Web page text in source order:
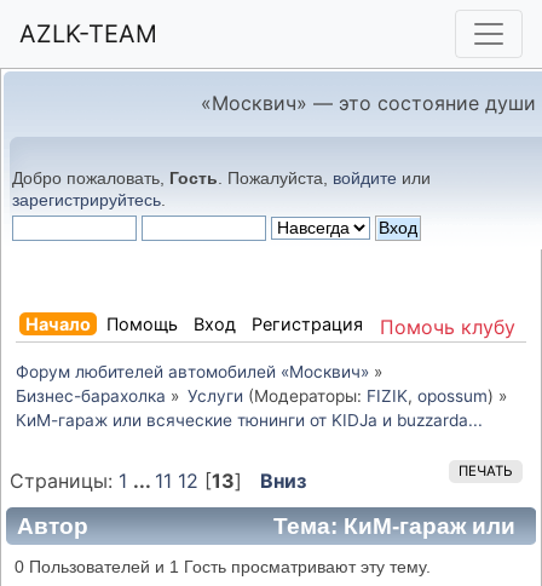
AZLK-TEAM
«Москвич» — это состояние души
Добро пожаловать, Гость . Пожалуйста, войдите или
зарегистрируйтесь
Помочь клубу
Начало Помощь Вход Регистрация
Форум любителей автомобилей «Москвич» »
Бизнес-барахолка » Услуги (Модераторы: FIZIK, opossum) »
КиМ-гараж или всяческие тюнинги от KIDJa и buzzarda...
ПЕЧАТЬ
Страницы: 1 ... 11 12 [13] Вниз
Автор
Тема: КиМ-гараж или
всяческие тюнинги от KIDJa и buzzarda...
0 Пользователей и 1 Гость просматривают эту тему.